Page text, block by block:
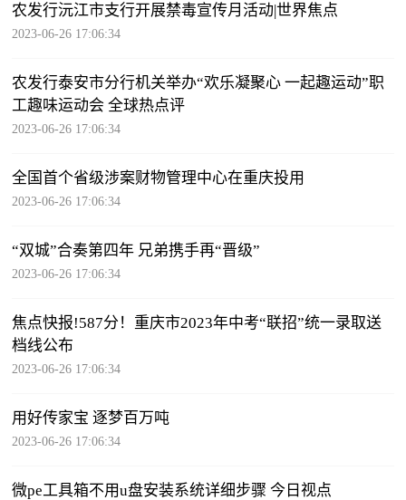
农发行沅江市支行开展禁毒宣传月活动|世界焦点
2023-06-26 17:06:34
农发行泰安市分行机关举办“欢乐凝聚心 一起趣运动”职
工趣味运动会 全球热点评
2023-06-26 17:06:34
全国首个省级涉案财物管理中心在重庆投用
2023-06-26 17:06:34
“双城”合奏第四年 兄弟携手再“晋级”
2023-06-26 17:06:34
焦点快报!587分！重庆市2023年中考“联招”统一录取送
档线公布
2023-06-26 17:06:34
用好传家宝 逐梦百万吨
2023-06-26 17:06:34
微pe工具箱不用u盘安装系统详细步骤 今日视点